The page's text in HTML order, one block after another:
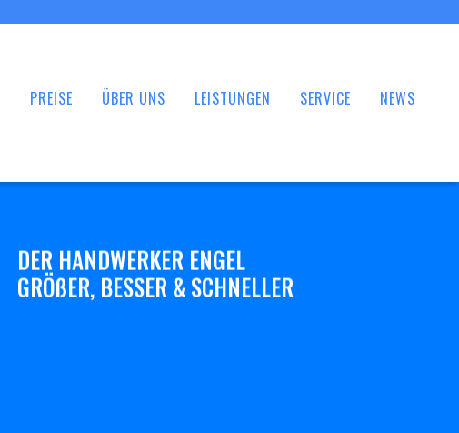
PREISE ÜBER UNS LEISTUNGEN SERVICE NEWS
DER HANDWERKER ENGEL
GRÖßER, BESSER & SCHNELLER